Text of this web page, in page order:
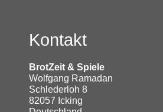
Kontakt
BrotZeit & Spiele
Wolfgang Ramadan
Schlederloh 8
82057 Icking